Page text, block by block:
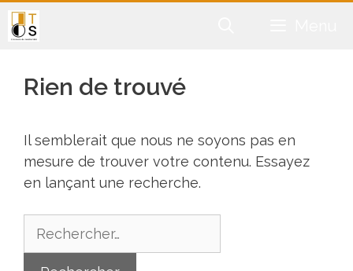
Aller
au
Rien de trouvé
Il semblerait que nous ne soyons pas en
mesure de trouver votre contenu. Essayez
en lançant une recherche.
Rechercher :